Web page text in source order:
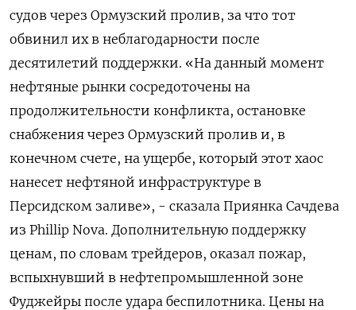
‌судов через Ормузский пролив, за что тот
обвинил их в неблагодарности после ​
десятилетий поддержки. «На данный момент
нефтяные рынки сосредоточены на
продолжительности конфликта, остановке
снабжения ‌через Ормузский пролив и, в
конечном счете, на ущербе, который этот хаос
нанесет нефтяной инфраструктуре в
Персидском заливе», - сказала Приянка Сачдева
из ​Phillip Nova. Дополнительную поддержку
ценам, ​по словам трейдеров, ‌оказал пожар,
вспыхнувший в нефтепромышленной зоне
Фуджейры после удара беспилотника. Цены на